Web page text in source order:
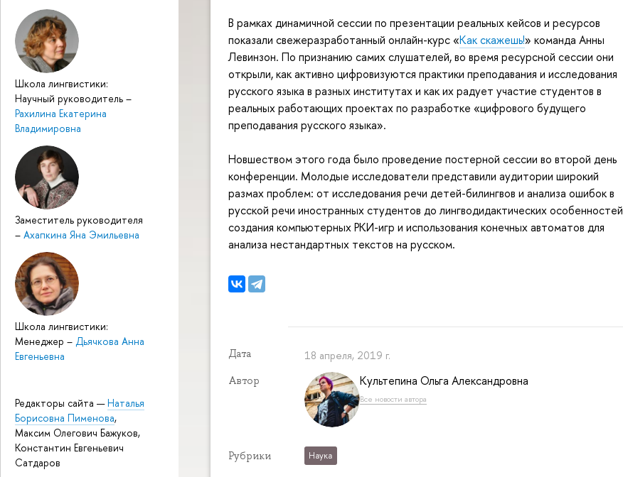
Школа лингвистики:
Научный руководитель –
Рахилина Екатерина
Владимировна
Заместитель руководителя
– Ахапкина Яна Эмильевна
Школа лингвистики:
Менеджер – Дьячкова Анна
Евгеньевна
Редакторы сайта —Наталья
Борисовна Пименова,
Максим Олегович Бажуков,
Константин Евгеньевич
Сатдаров
В рамках динамичной сессии по презентации реальных кейсов и ресурсов
показали свежеразработанный онлайн-курс «Как скажешь!» команда Анны
Левинзон. По признанию самих слушателей, во время ресурсной сессии они
открыли, как активно цифровизуются практики преподавания и исследования
русского языка в разных институтах и как их радует участие студентов в
реальных работающих проектах по разработке «цифрового будущего
преподавания русского языка».
Новшеством этого года было проведение постерной сессии во второй день
конференции. Молодые исследователи представили аудитории широкий
размах проблем: от исследования речи детей-билингвов и анализа ошибок в
русской речи иностранных студентов до лингводидактических особенностей
создания компьютерных РКИ-игр и использования конечных автоматов для
анализа нестандартных текстов на русском.
Дата 18 апреля, 2019 г.
Автор Культепина Ольга Александровна
Все новости автора
Рубрики Наука